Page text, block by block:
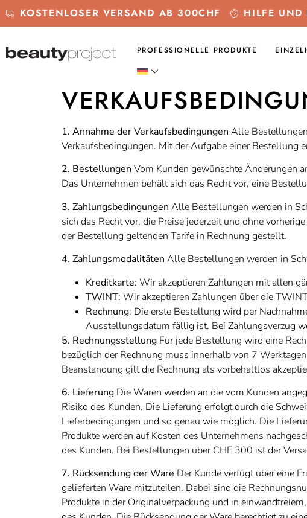
KOSTENLOSER VERSAND AB 300CHF HILFE UND
PROFESSIONELLE PRODUKTE
1. Annahme der Verkaufsbedingungen Alle
Verkaufsbedingungen. Mit der Aufgabe einer Bestellung
2. Bestellungen Vom Kunden gewünschte Änderungen
Das Unternehmen behält sich das Recht vor, eine
3. Zahlungsbedingungen Alle Bestellungen werden in
sich das Recht vor, die Preise jederzeit und ohne
der Bestellung geltenden Tarife in Rechnung gestellt.
4. Zahlungsmodalitäten Alle Bestellungen werden in
Kreditkarte: Wir akzeptieren Zahlungen mit allen
TWINT: Wir akzeptieren Zahlungen über die
Rechnung: Die erste Bestellung wird per
Ausstellungsdatum fällig ist. Bei Zahlungsverzug
5. Rechnungsstellung Für jede Bestellung wird eine
bezüglich der Rechnung muss innerhalb von 7
Beanstandung gilt die Rechnung als vorbehaltlos
6. Lieferung Die Waren werden an die vom Kunden
Risiko des Kunden. Die Lieferung erfolgt durch die
Lieferbedingungen und so genau wie möglich. Die
Produkte werden auf Kosten des Unternehmens
des Kunden. Bei Bestellungen über CHF 300 ist der
7. Rücksendung der Ware Der Kunde verfügt über eine
gelieferten Ware mitzuteilen. Dabei sind die
Produkte in der Originalverpackung und in